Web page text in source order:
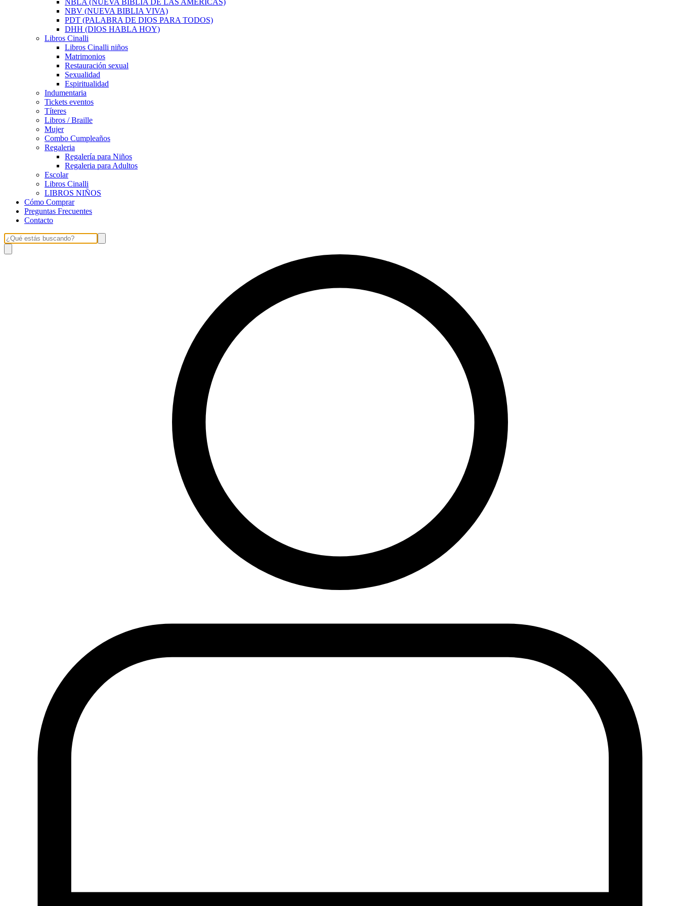
NBLA (NUEVA BIBLIA DE LAS AMÉRICAS)
NBV (NUEVA BIBLIA VIVA)
PDT (PALABRA DE DIOS PARA TODOS)
DHH (DIOS HABLA HOY)
Libros Cinalli
Libros Cinalli niños
Matrimonios
Restauración sexual
Sexualidad
Espiritualidad
Indumentaria
Tickets eventos
Títeres
Libros / Braille
Mujer
Combo Cumpleaños
Regaleria
Regalería para Niños
Regaleria para Adultos
Escolar
Libros Cinalli
LIBROS NIÑOS
Cómo Comprar
Preguntas Frecuentes
Contacto